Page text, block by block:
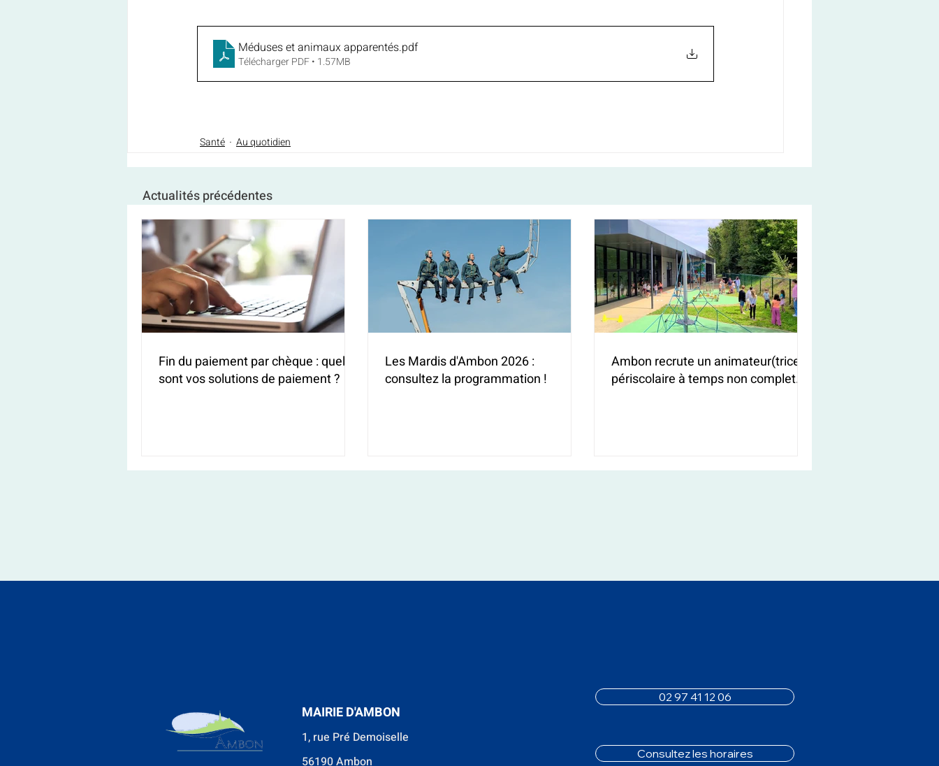
Méduses et animaux apparentés.pdf
Télécharger PDF • 1.57MB
Santé Au quotidien
Actualités précédentes
Fin du paiement par chèque : quelles
sont vos solutions de paiement ?
Les Mardis d'Ambon 2026 :
consultez la programmation !
Ambon recrute un animateur(trice)
périscolaire à temps non complet
MAIRIE D'AMBON
1, rue Pré Demoiselle
56190 Ambon
02 97 41 12 06
Consultez les horaires